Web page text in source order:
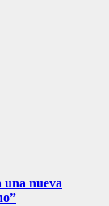
una nueva